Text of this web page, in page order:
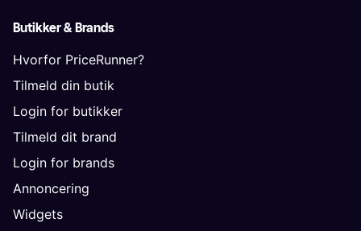
Butikker & Brands
Hvorfor PriceRunner?
Tilmeld din butik
Login for butikker
Tilmeld dit brand
Login for brands
Annoncering
Widgets